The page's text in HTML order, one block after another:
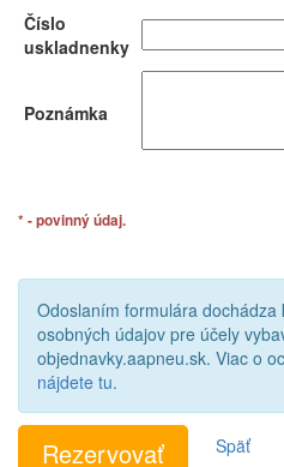
Číslo
uskladnenky
Poznámka
* - povinný údaj.
Odoslaním formulára dochádza
osobných údajov pre účely
objednavky.aapneu.sk. Viac o
nájdete tu.
Späť